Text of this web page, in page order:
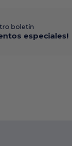
boletín
especiales!